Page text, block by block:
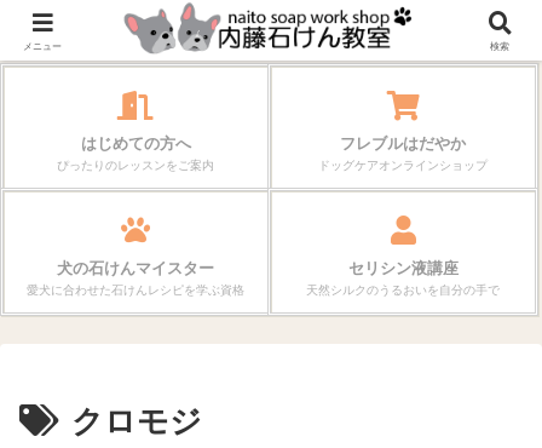
作る楽しさが、毎日の暮らしを変えていく。
はじめての方へ
ぴったりのレッスンをご案内
フレブルはだやか
ドッグケアオンラインショップ
犬の石けんマイスター
愛犬に合わせた石けんレシピを学ぶ資格
セリシン液講座
天然シルクのうるおいを自分の手で
クロモジ
メニュー 検索